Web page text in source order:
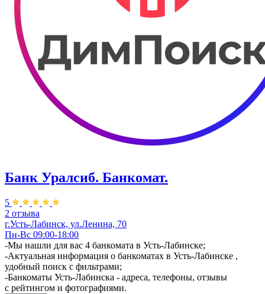
Банк Уралсиб. Банкомат.
5
2 отзыва
г.Усть-Лабинск, ул.​​Ленина, 70
Пн-Вс 09:00-18:00
-Мы нашли для вас 4 банкомата в Усть-Лабинске;
-Актуальная информация о банкоматах в Усть-Лабинске ,
удобный поиск с фильтрами;
-Банкоматы Усть-Лабинска - адреса, телефоны, отзывы
с рейтингом и фотографиями.